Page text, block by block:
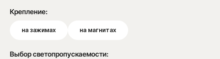
Крепление:
на зажимах на магнитах
Выбор светопропускаемости: